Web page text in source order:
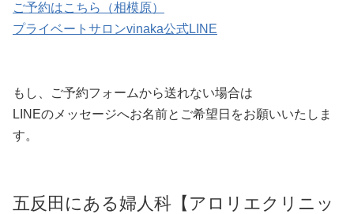
ご予約はこちら（相模原）
プライベートサロンvinaka公式LINE
もし、ご予約フォームから送れない場合は
LINEのメッセージへお名前とご希望日をお願いいたしま
す。
五反田にある婦人科【アロリエクリニッ